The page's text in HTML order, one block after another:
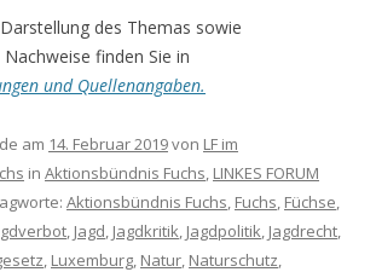
des Themas sowie
finden Sie in
und Quellenangaben.
am 14. Februar 2019von LF im
in Aktionsbündnis Fuchs, LINKES FORUM
Aktionsbündnis Fuchs, Fuchs, Füchse,
, Jagd, Jagdkritik, Jagdpolitik, Jagdrecht,
, Luxemburg, Natur, Naturschutz,